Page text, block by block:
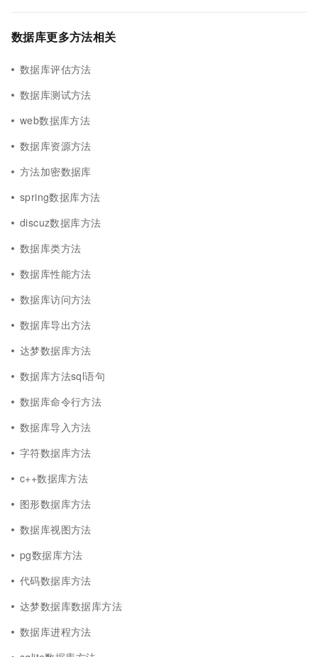
数据库更多方法相关
数据库评估方法
数据库测试方法
web数据库方法
数据库资源方法
方法加密数据库
spring数据库方法
discuz数据库方法
数据库类方法
数据库性能方法
数据库访问方法
数据库导出方法
达梦数据库方法
数据库方法sql语句
数据库命令行方法
数据库导入方法
字符数据库方法
c++数据库方法
图形数据库方法
数据库视图方法
pg数据库方法
代码数据库方法
达梦数据库数据库方法
数据库进程方法